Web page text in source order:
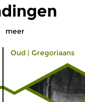
meer
Oud | Gregoriaans